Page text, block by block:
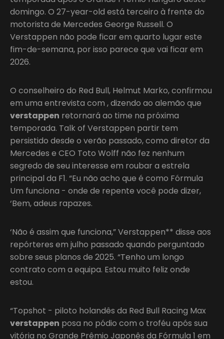
domingo. O 27-year-old está terceiro à frente do
motorista de Mercedes George Russell. O
Verstappen não pode ficar em quarto lugar este
fim-de-semana, por isso parece que vai ficar em
2026.
O conselheiro do Red Bull, Helmut Marko, confirmou
em uma entrevista com , dizendo ao alemão que
verstappen retornará ao time na próxima
temporada. Talk of Verstappen partir tem
persistido desde o verão passado, como diretor da
Mercedes e CEO Toto Wolff não fez nenhum
segredo de seu interesse em roubar a estrela
principal da F1. “Eu não acho que é como Fórmula
Um funciona - onde de repente você pode dizer,
‘Bem, adeus rapazes.
‘Não é assim que funciona,” Verstappen** disse aos
repórteres em julho passado quando perguntado
sobre seus planos de 2025. “Tenho um longo
contrato com a equipa. Estou muito feliz onde
estou.
“Topshot - piloto holandês da Red Bull Racing Max
verstappen posa no pódio com o troféu após sua
vitória no Grande Prêmio Japonês da Fórmula 1 em